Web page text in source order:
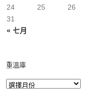
« 七月
24
25 26
31
重溫庫